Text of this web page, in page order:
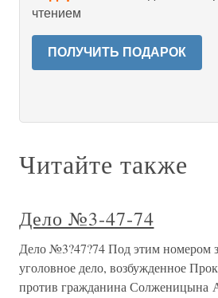
чтением
ПОЛУЧИТЬ ПОДАРОК
Читайте также
Дело №3‑47‑74
Дело №3?47?74 Под этим номером
уголовное дело, возбужденное
против гражданина Солженицына